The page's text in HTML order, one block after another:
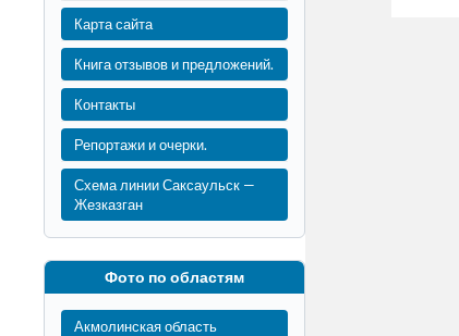
Карта сайта
Книга отзывов и предложений.
Контакты
Репортажи и очерки.
Схема линии Саксаульск —
Жезказган
Фото по областям
Акмолинская область